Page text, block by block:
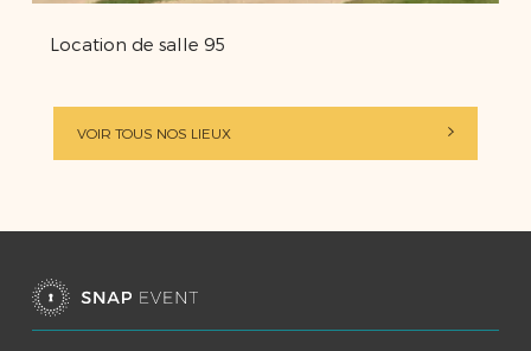
Location de salle 95
VOIR TOUS NOS LIEUX